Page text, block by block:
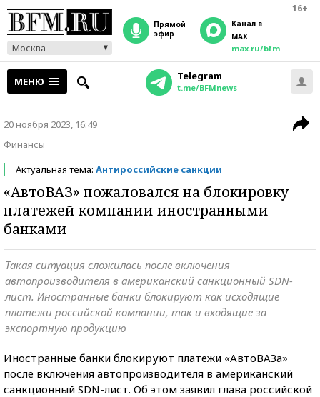
16+
Москва
прямой
эфир
Канал в
MAX
max.ru/bfm
МЕНЮ Telegram
t.me/BFMnews
20 ноября 2023, 16:49
Финансы
Актуальная тема: Антироссийские санкции
«АвтоВАЗ» пожаловался на блокировку
платежей компании иностранными
банками
Такая ситуация сложилась после включения
автопроизводителя в американский санкционный SDN-
лист. Иностранные банки блокируют как исходящие
платежи российской компании, так и входящие за
экспортную продукцию
Иностранные банки блокируют платежи «АвтоВАЗа»
после включения автопроизводителя в американский
санкционный SDN-лист. Об этом заявил глава российской